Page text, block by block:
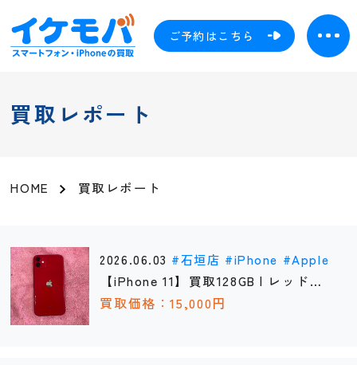
ご予約はこちら
買取レポート
HOME 買取レポート
2026.06.03 石垣店 iPhone Apple
【iPhone 11】買取128GB | レッド
《石垣店》
買取価格：15,000円